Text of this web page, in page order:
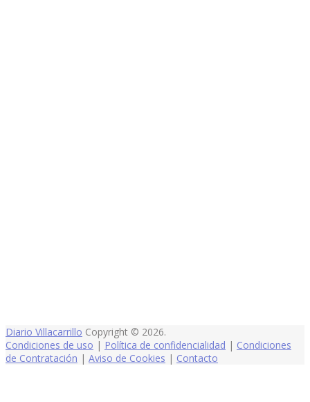
Diario Villacarrillo Copyright © 2026.
Condiciones de uso | Política de confidencialidad | Condiciones
de Contratación | Aviso de Cookies | Contacto